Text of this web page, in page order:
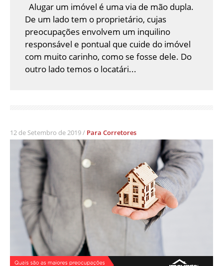
Alugar um imóvel é uma via de mão dupla.
De um lado tem o proprietário, cujas
preocupações envolvem um inquilino
responsável e pontual que cuide do imóvel
com muito carinho, como se fosse dele. Do
outro lado temos o locatári...
12 de Setembro de 2019 / Para Corretores